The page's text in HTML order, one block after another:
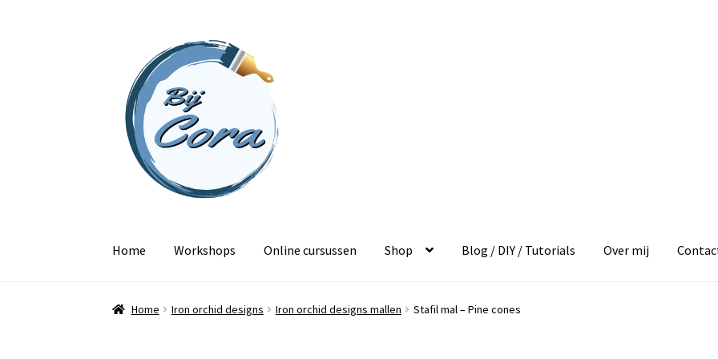
naar
navigatie
inhoud
Home Workshops Online cursussen Shop Blog / DIY / Tutorials Over mij
Home Iron orchid designs Iron orchid designs mallen Stafil mal – Pine cones